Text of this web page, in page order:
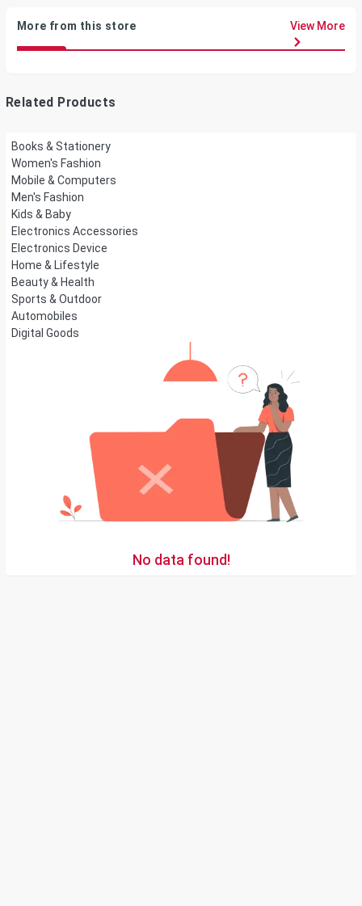
More from this store View More
Related Products
Books & Stationery
Women's Fashion
Mobile & Computers
Men's Fashion
Kids & Baby
Electronics Accessories
Electronics Device
Home & Lifestyle
Beauty & Health
Sports & Outdoor
Automobiles
Digital Goods
No data found!